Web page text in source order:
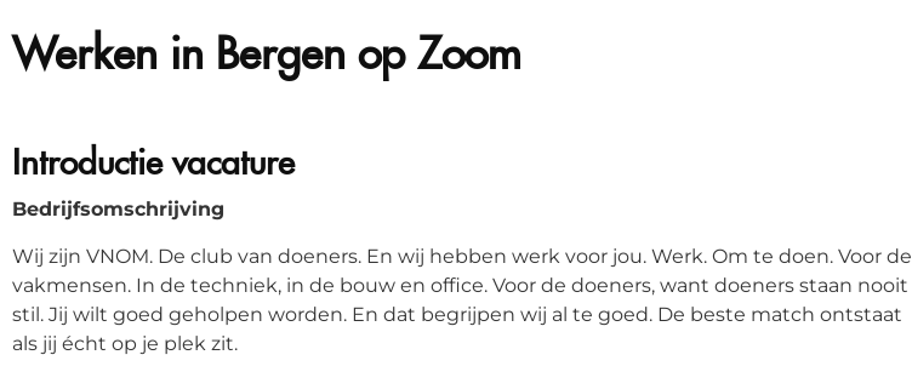
Werken in Bergen op Zoom
Introductie vacature
Bedrijfsomschrijving
Wij zijn VNOM. De club van doeners. En wij hebben werk voor jou. Werk. Om te doen. Voor de
vakmensen. In de techniek, in de bouw en office. Voor de doeners, want doeners staan nooit
stil. Jij wilt goed geholpen worden. En dat begrijpen wij al te goed. De beste match ontstaat
als jij écht op je plek zit.